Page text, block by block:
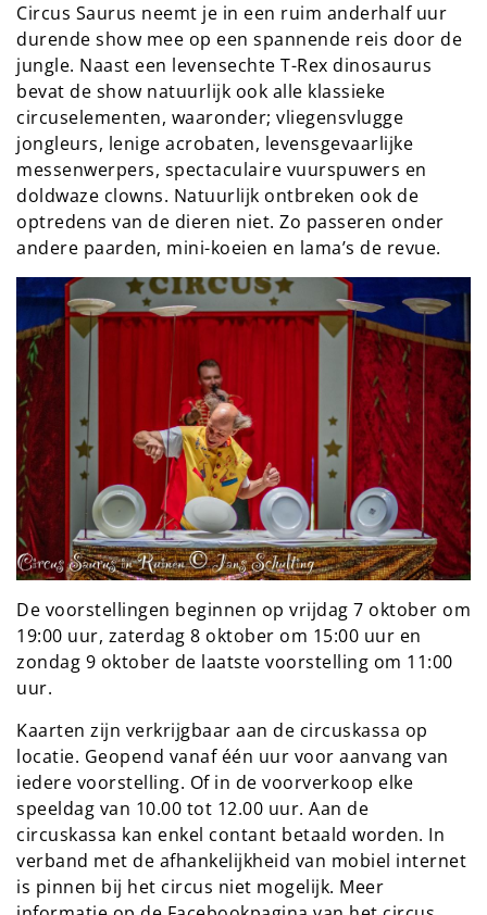
Circus Saurus neemt je in een ruim anderhalf uur
durende show mee op een spannende reis door de
jungle. Naast een levensechte T-Rex dinosaurus
bevat de show natuurlijk ook alle klassieke
circuselementen, waaronder; vliegensvlugge
jongleurs, lenige acrobaten, levensgevaarlijke
messenwerpers, spectaculaire vuurspuwers en
doldwaze clowns. Natuurlijk ontbreken ook de
optredens van de dieren niet. Zo passeren onder
andere paarden, mini-koeien en lama’s de revue.
De voorstellingen beginnen op vrijdag 7 oktober om
19:00 uur, zaterdag 8 oktober om 15:00 uur en
zondag 9 oktober de laatste voorstelling om 11:00
uur.
Kaarten zijn verkrijgbaar aan de circuskassa op
locatie. Geopend vanaf één uur voor aanvang van
iedere voorstelling. Of in de voorverkoop elke
speeldag van 10.00 tot 12.00 uur. Aan de
circuskassa kan enkel contant betaald worden. In
verband met de afhankelijkheid van mobiel internet
is pinnen bij het circus niet mogelijk. Meer